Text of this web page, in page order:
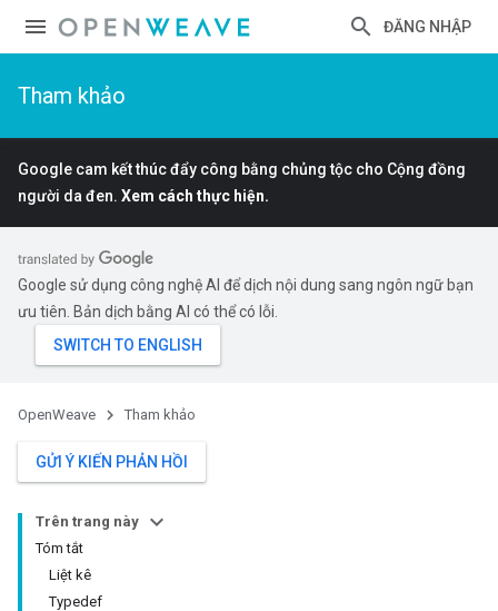
ĐĂNG NHẬP
Tham khảo
Google cam kết thúc đẩy công bằng chủng tộc cho Cộng đồng
người da đen. Xem cách thực hiện.
Google sử dụng công nghệ AI để dịch nội dung sang ngôn ngữ bạn
ưu tiên. Bản dịch bằng AI có thể có lỗi.
OpenWeave Tham khảo
GỬI Ý KIẾN PHẢN HỒI
Trên trang này
Tóm tắt
Liệt kê
Typedef